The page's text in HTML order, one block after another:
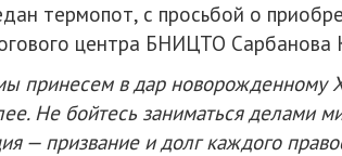
термопот, с просьбой о
центра БНИЦТО
принесем в дар новорожденному
Не бойтесь заниматься делами
— призвание и долг каждого